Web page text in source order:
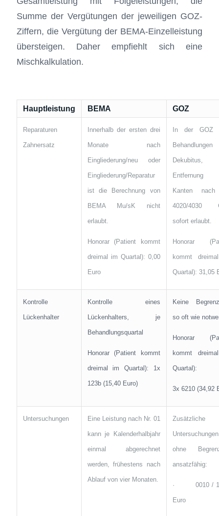
Summe der Vergütungen der jeweiligen GOZ-
Ziffern, die Vergütung der BEMA-Einzelleistung
übersteigen. Daher empfiehlt sich eine
Mischkalkulation.
Hauptleistung BEMA GOZ
Reparaturen
Zahnersatz
Innerhalb der ersten drei
Monate nach
Eingliederung/neu oder
Eingliederung/Reparatur
ist die Berechnung von
BEMA Mu/sK nicht
erlaubt.
Honorar (Patient kommt
dreimal im Quartal): 0,00
Euro
In der GOZ
Dekubitus,
Entfernung
Kanten
4020/4030
sofort erlaubt.
Honorar
kommt
Quartal): 31,05
Kontrolle
Lückenhalter
Kontrolle eines
Lückenhalters, je
Behandlungsquartal
Honorar (Patient kommt
dreimal im Quartal): 1x
123b (15,40 Euro)
Keine
so oft wie
Honorar
kommt
Quartal):
3x 6210 (34,92
Untersuchungen Eine Leistung nach Nr. 01
kann je Kalenderhalbjahr
einmal abgerechnet
werden, frühestens nach
Ablauf von vier Monaten.
Zusätzliche
Untersuchungen
ohne
ansatzfähig:
· 0010 /
Euro